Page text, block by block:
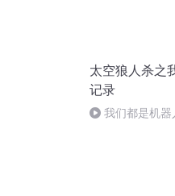
太空狼人杀之
记录
我们都是机器